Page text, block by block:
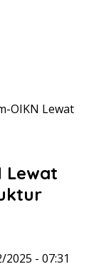
OIKN Lewat
Lewat
- 07:31